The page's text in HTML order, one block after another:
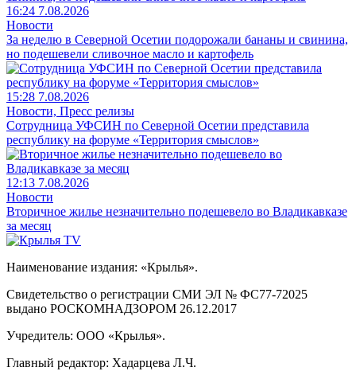
16:24 7.08.2026
Новости
За неделю в Северной Осетии подорожали бананы и свинина,
но подешевели сливочное масло и картофель
15:28 7.08.2026
Новости, Пресс релизы
Сотрудница УФСИН по Северной Осетии представила
республику на форуме «Территория смыслов»
12:13 7.08.2026
Новости
Вторичное жилье незначительно подешевело во Владикавказе
за месяц
Наименование издания: «Крылья».
Свидетельство о регистрации СМИ ЭЛ № ФС77-72025
выдано РОСКОМНАДЗОРОМ 26.12.2017
Учредитель: ООО «Крылья».
Главный редактор: Хадарцева Л.Ч.